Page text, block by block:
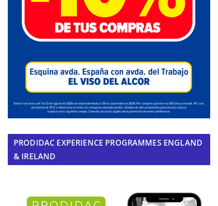
PRODIDAC EXPERIENCE PROGRAMMES ENGLAND
& IRELAND